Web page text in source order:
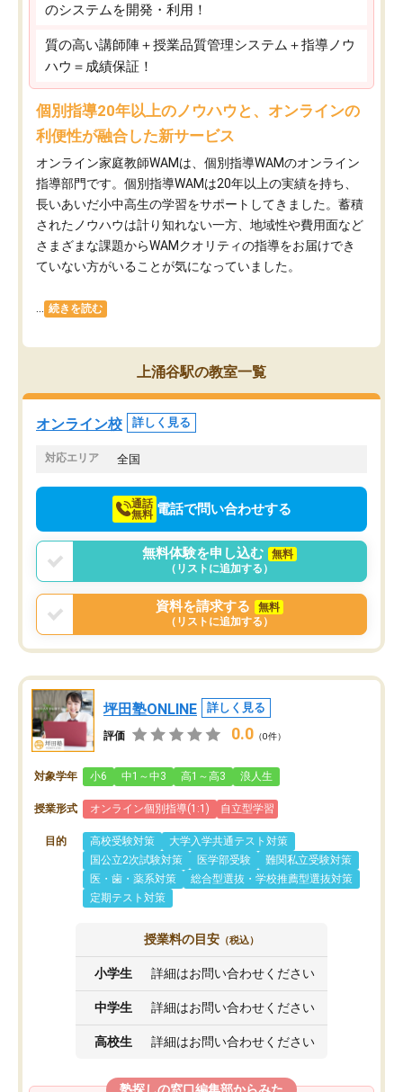
のシステムを開発・利用！
質の高い講師陣＋授業品質管理システム＋指導ノウ
ハウ＝成績保証！
個別指導20年以上のノウハウと、オンラインの
利便性が融合した新サービス
オンライン家庭教師WAMは、個別指導WAMのオンライン
指導部門です。個別指導WAMは20年以上の実績を持ち、
長いあいだ小中高生の学習をサポートしてきました。蓄積
されたノウハウは計り知れない一方、地域性や費用面など
さまざまな課題からWAMクオリティの指導をお届けでき
ていない方がいることが気になっていました。
続きを読む
上涌谷駅の教室一覧
オンライン校 詳しく見る
対応エリア 全国
通話
無料 電話で問い合わせする
無料体験を申し込む
無料
（リストに追加する）
資料を請求する
無料
（リストに追加する）
坪田塾ONLINE 詳しく見る
評価 0.0 （0件）
対象学年 小6 中1～中3 高1～高3 浪人生
授業形式 オンライン個別指導(1:1) 自立型学習
目的 高校受験対策
大学入学共通テスト対策
国公立2次試験対策
医学部受験
難関私立受験対策
医・歯・薬系対策
総合型選抜・学校推薦型選抜対策
定期テスト対策
授業料の目安 （税込）
小学生 詳細はお問い合わせください
中学生 詳細はお問い合わせください
高校生 詳細はお問い合わせください
塾探しの窓口編集部からみた